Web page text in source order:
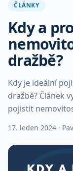
ČLÁNKY
Kdy a
dražbě?
Kdy je ideální
dražbě? Článek
pojistit
17. leden 2024 ·